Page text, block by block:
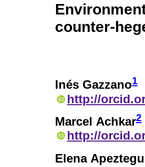
counter-
Inés Gazzano1
http://
Marcel Achkar2
http://
Elena